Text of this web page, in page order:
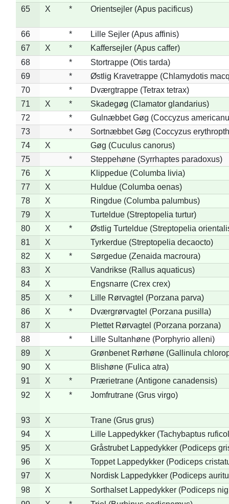
65
X * Orientsejler (Apus pacificus)
66 *
Lille Sejler (Apus affinis)
67
X *
Kaffersejler (Apus caffer)
68
*
Stortrappe (Otis tarda)
69
*
Østlig Kravetrappe (Chlamydotis
70
*
Dværgtrappe (Tetrax tetrax)
71
X *
Skadegøg (Clamator glandarius)
72
*
Gulnæbbet Gøg (Coccyzus
73
*
Sortnæbbet Gøg (Coccyzus
74
X
Gøg (Cuculus canorus)
75
*
Steppehøne (Syrrhaptes paradoxus)
76
X
Klippedue (Columba livia)
77
X
Huldue (Columba oenas)
78
X
Ringdue (Columba palumbus)
79
X
Turteldue (Streptopelia turtur)
80
X *
Østlig Turteldue (Streptopelia
81
X
Tyrkerdue (Streptopelia decaocto)
82
X *
Sørgedue (Zenaida macroura)
83
X
Vandrikse (Rallus aquaticus)
84
X
Engsnarre (Crex crex)
85
X *
Lille Rørvagtel (Porzana parva)
86
X *
Dværgrørvagtel (Porzana pusilla)
87
X
Plettet Rørvagtel (Porzana porzana)
88
*
Lille Sultanhøne (Porphyrio alleni)
89
X
Grønbenet Rørhøne (Gallinula
90
X
Blishøne (Fulica atra)
91
X *
Prærietrane (Antigone canadensis)
92
X * Jomfrutrane (Grus virgo)
93 X
Trane (Grus grus)
94
X
Lille Lappedykker (Tachybaptus
95
X
Gråstrubet Lappedykker (Podiceps
96
X
Toppet Lappedykker (Podiceps
97
X
Nordisk Lappedykker (Podiceps
98
X
Sorthalset Lappedykker (Podiceps